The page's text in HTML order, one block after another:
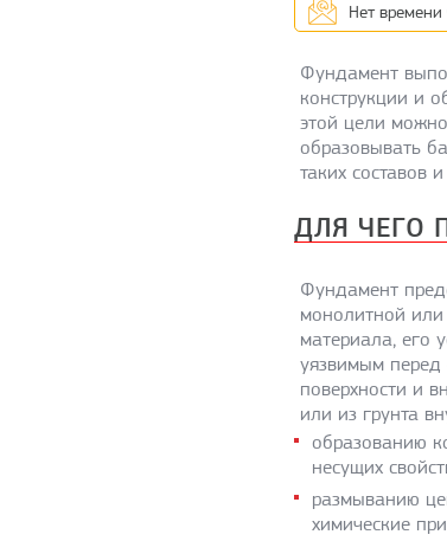
Нет времени
Фундамент
конструкции и
этой цели
образовывать
таких составов
ДЛЯ ЧЕГО
Фундамент
монолитной или
материала, его
уязвимым
поверхности и
или из грунта
образованию
несущих
размыванию
химические